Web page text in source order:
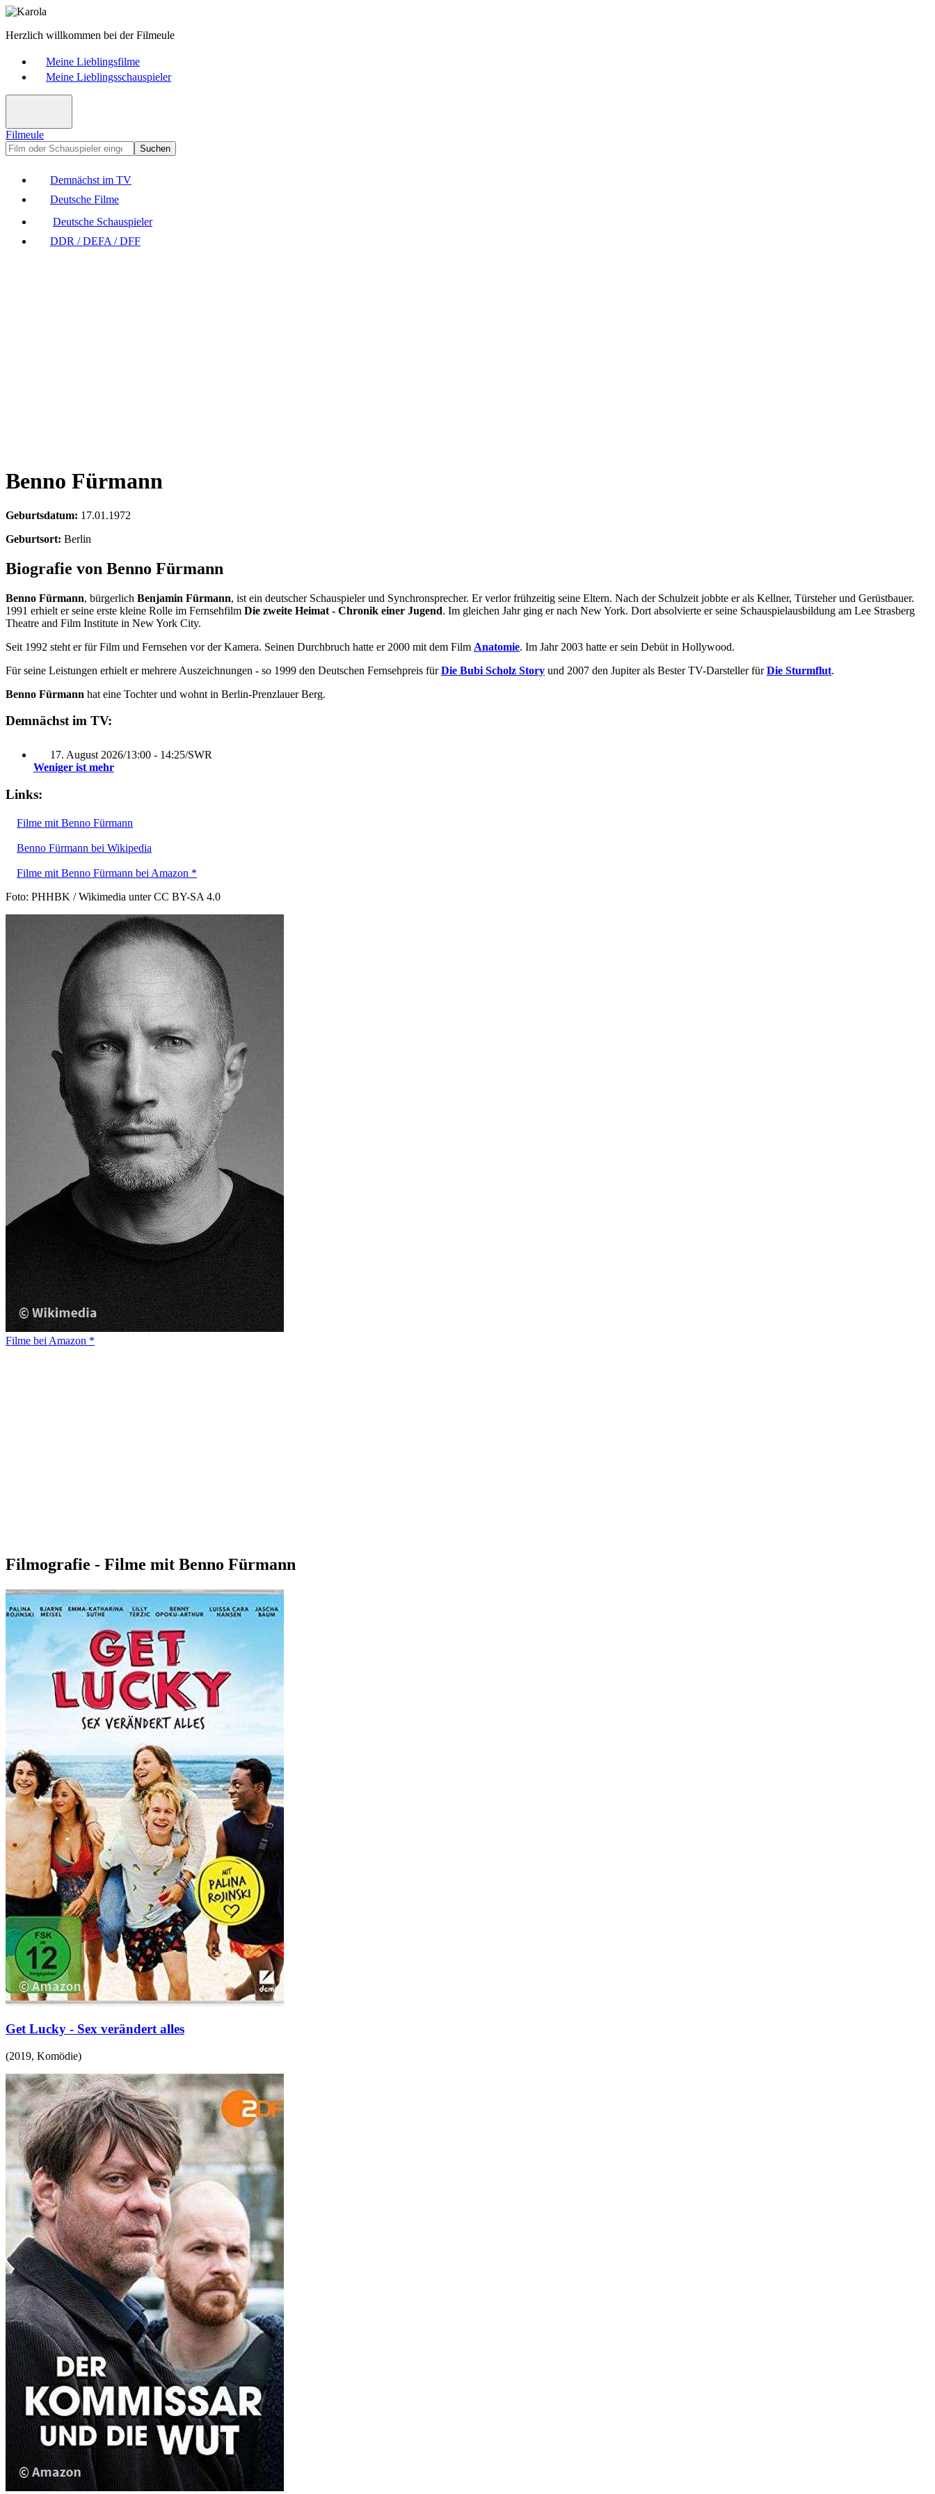
Herzlich willkommen bei der Filmeule
Meine Lieblingsfilme
Meine Lieblingsschauspieler
Filmeule
Suchen
Demnächst im TV
Deutsche Filme
Deutsche Schauspieler
DDR / DEFA / DFF
Benno Fürmann
Geburtsdatum: 17.01.1972
Geburtsort: Berlin
Biografie von Benno Fürmann
Benno Fürmann, bürgerlich Benjamin Fürmann, ist ein deutscher Schauspieler und Synchronsprecher. Er verlor frühzeitig seine Eltern. Nach der Schulzeit jobbte er als Kellner, Türsteher und Gerüstbauer.
1991 erhielt er seine erste kleine Rolle im Fernsehfilm Die zweite Heimat - Chronik einer Jugend. Im gleichen Jahr ging er nach New York. Dort absolvierte er seine Schauspielausbildung am Lee Strasberg
Theatre and Film Institute in New York City.
Seit 1992 steht er für Film und Fernsehen vor der Kamera. Seinen Durchbruch hatte er 2000 mit dem Film Anatomie. Im Jahr 2003 hatte er sein Debüt in Hollywood.
Für seine Leistungen erhielt er mehrere Auszeichnungen - so 1999 den Deutschen Fernsehpreis fürDie Bubi Scholz Story und 2007 den Jupiter als Bester TV-Darsteller fürDie Sturmflut.
Benno Fürmann hat eine Tochter und wohnt in Berlin-Prenzlauer Berg.
Demnächst im TV:
17. August 2026/13:00 - 14:25/SWR
Weniger ist mehr
Links:
Filme mit Benno Fürmann
Benno Fürmann bei Wikipedia
Filme mit Benno Fürmann bei Amazon *
Foto: PHHBK / Wikimedia unter CC BY-SA 4.0
Filme bei Amazon *
Filmografie - Filme mit Benno Fürmann
Get Lucky - Sex verändert alles
(2019, Komödie)